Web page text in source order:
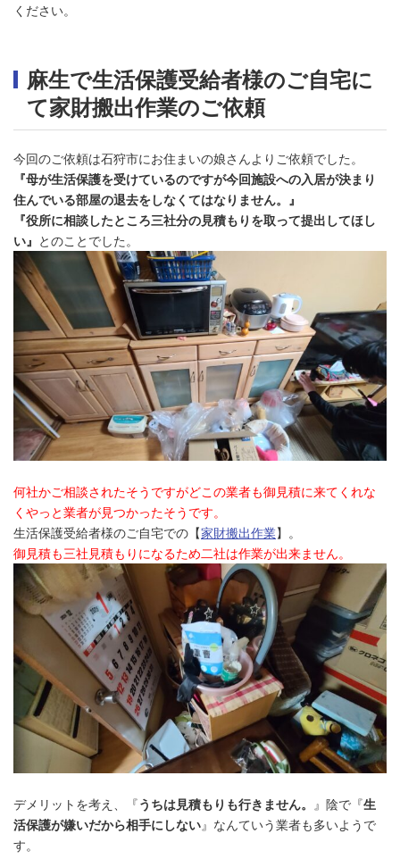
ください。
麻生で生活保護受給者様のご自宅に
て家財搬出作業のご依頼
今回のご依頼は石狩市にお住まいの娘さんよりご依頼でした。
『母が生活保護を受けているのですが今回施設への入居が決まり
住んでいる部屋の退去をしなくてはなりません。』
『役所に相談したところ三社分の見積もりを取って提出してほし
い』 とのことでした。
何社かご相談されたそうですがどこの業者も御見積に来てくれな
くやっと業者が見つかったそうです。
生活保護受給者様のご自宅での【家財搬出作業】。
御見積も三社見積もりになるため二社は作業が出来ません。
デメリットを考え、『うちは見積もりも行きません。 』陰で『生
活保護が嫌いだから相手にしない』なんていう業者も多いようで
す。